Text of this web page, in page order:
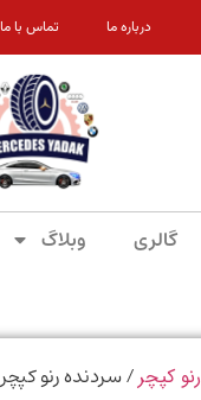
درباره ما تماس با ما
گالری وبلاگ
رنو کپچر/ سردنده رنو